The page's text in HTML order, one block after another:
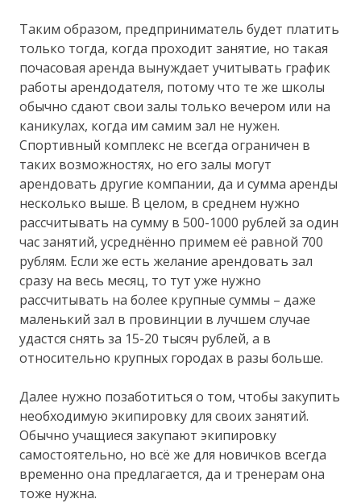
Таким образом, предприниматель будет платить
только тогда, когда проходит занятие, но такая
почасовая аренда вынуждает учитывать график
работы арендодателя, потому что те же школы
обычно сдают свои залы только вечером или на
каникулах, когда им самим зал не нужен.
Спортивный комплекс не всегда ограничен в
таких возможностях, но его залы могут
арендовать другие компании, да и сумма аренды
несколько выше. В целом, в среднем нужно
рассчитывать на сумму в 500-1000 рублей за один
час занятий, усреднённо примем её равной 700
рублям. Если же есть желание арендовать зал
сразу на весь месяц, то тут уже нужно
рассчитывать на более крупные суммы – даже
маленький зал в провинции в лучшем случае
удастся снять за 15-20 тысяч рублей, а в
относительно крупных городах в разы больше.
Далее нужно позаботиться о том, чтобы закупить
необходимую экипировку для своих занятий.
Обычно учащиеся закупают экипировку
самостоятельно, но всё же для новичков всегда
временно она предлагается, да и тренерам она
тоже нужна.